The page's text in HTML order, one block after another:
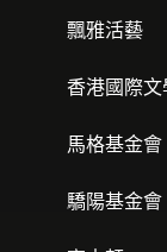
飄雅活藝
香港國際文
馬格基金會
驕陽基金會